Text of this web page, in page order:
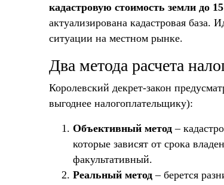
кадастровую стоимость земли до
актуализирована кадастровая база.
ситуации на местном рынке.
Два метода расчета
Королевский декрет-закон
выгоднее налогоплательщику):
Объективный метод –
которые зависят от срока
факультативный.
Реальный метод – берется